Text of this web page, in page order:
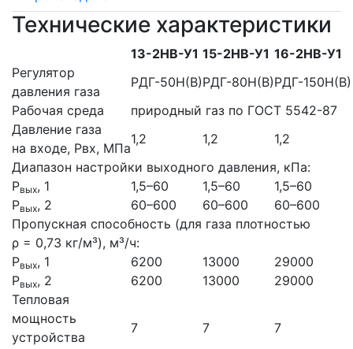
Технические характеристики
13-2НВ-У1 15-2НВ-У1 16-2НВ-У1
Регулятор
давления газа
РДГ-50Н(В)РДГ-80Н(В)РДГ-150Н(В)
Рабочая среда
природный газ по ГОСТ 5542-87
Давление газа
на входе, Рвх, МПа
1,2 1,2
1,2
Диапазон настройки выходного давления, кПа:
Рвых, 1 1,5–60 1,5–60
1,5–60
Рвых, 2 60–600 60–600
60–600
Пропускная способность (для газа плотностью
ρ = 0,73 кг/м³), м³/ч:
Рвых, 1 6200 13000
29000
Рвых, 2 6200 13000
29000
Тепловая
мощность
устройства
7 7 7